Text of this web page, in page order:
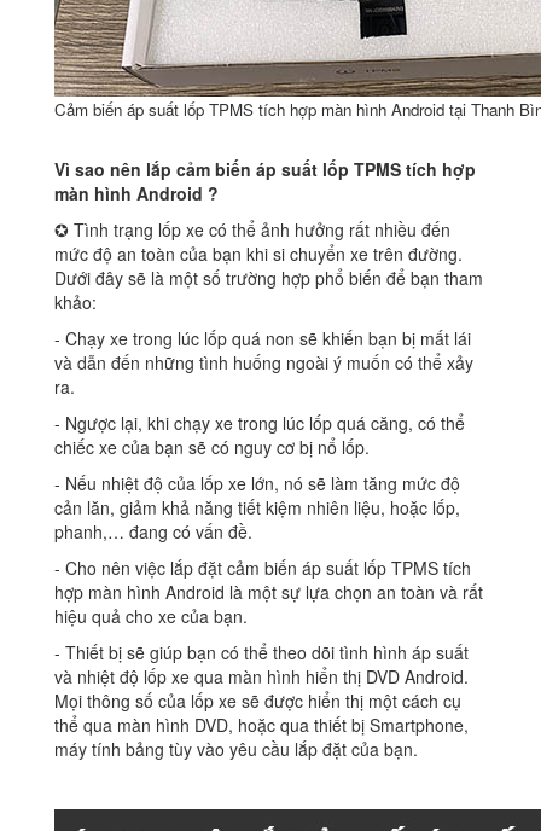
Cảm biến áp suất lốp TPMS tích hợp màn hình Android tại Thanh
Vì sao nên lắp cảm biến áp suất lốp TPMS tích hợp
màn hình Android ?
✪ Tình trạng lốp xe có thể ảnh hưởng rất nhiều đến
mức độ an toàn của bạn khi si chuyển xe trên đường.
Dưới đây sẽ là một số trường hợp phổ biến để bạn tham
khảo:
‐ Chạy xe trong lúc lốp quá non sẽ khiến bạn bị mất lái
và dẫn đến những tình huống ngoài ý muốn có thể xảy
ra.
‐ Ngược lại, khi chạy xe trong lúc lốp quá căng, có thể
chiếc xe của bạn sẽ có nguy cơ bị nổ lốp.
‐ Nếu nhiệt độ của lốp xe lớn, nó sẽ làm tăng mức độ
cản lăn, giảm khả năng tiết kiệm nhiên liệu, hoặc lốp,
phanh,… đang có vấn đề.
‐ Cho nên việc lắp đặt cảm biến áp suất lốp TPMS tích
hợp màn hình Android là một sự lựa chọn an toàn và rất
hiệu quả cho xe của bạn.
‐ Thiết bị sẽ giúp bạn có thể theo dõi tình hình áp suất
và nhiệt độ lốp xe qua màn hình hiển thị DVD Android.
Mọi thông số của lốp xe sẽ được hiển thị một cách cụ
thể qua màn hình DVD, hoặc qua thiết bị Smartphone,
máy tính bảng tùy vào yêu cầu lắp đặt của bạn.